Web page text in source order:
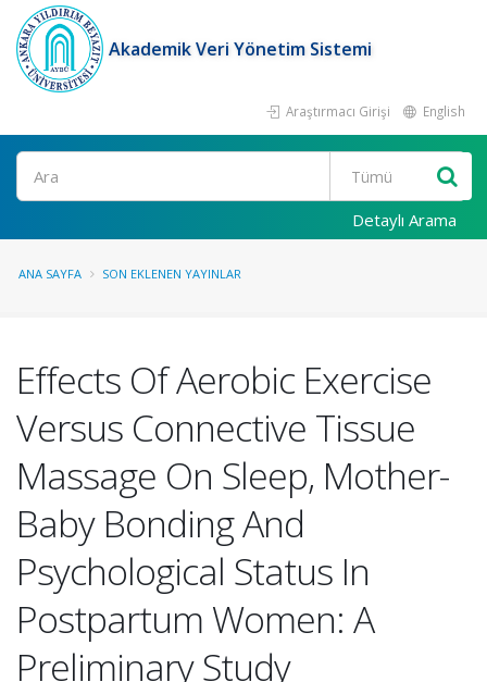
Akademik Veri Yönetim Sistemi
Araştırmacı Girişi English
Ara
Detaylı Arama
ANA SAYFA SON EKLENEN YAYINLAR
Effects Of Aerobic Exercise
Versus Connective Tissue
Massage On Sleep, Mother-
Baby Bonding And
Psychological Status In
Postpartum Women: A
Preliminary Study